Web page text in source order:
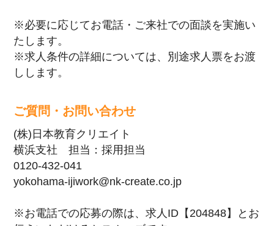
※必要に応じてお電話・ご来社での面談を実施い
たします。
※求人条件の詳細については、別途求人票をお渡
しします。
ご質問・お問い合わせ
(株)日本教育クリエイト
横浜支社 担当：採用担当
0120-432-041
yokohama-ijiwork@nk-create.co.jp
※お電話での応募の際は、求人ID【204848】とお